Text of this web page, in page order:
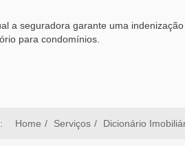
a seguradora garante uma
para condomínios.
Home Serviços Dicionário